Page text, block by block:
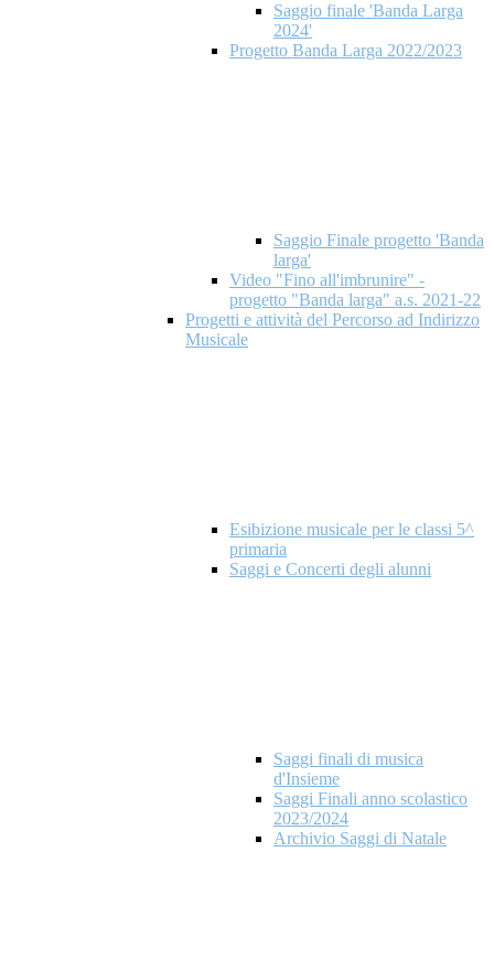
Saggio finale 'Banda Larga
2024'
Progetto Banda Larga 2022/2023
Saggio Finale progetto 'Banda
larga'
Video "Fino all'imbrunire" -
progetto "Banda larga" a.s. 2021-22
Progetti e attività del Percorso ad Indirizzo
Musicale
Esibizione musicale per le classi 5^
primaria
Saggi e Concerti degli alunni
Saggi finali di musica
d'Insieme
Saggi Finali anno scolastico
2023/2024
Archivio Saggi di Natale